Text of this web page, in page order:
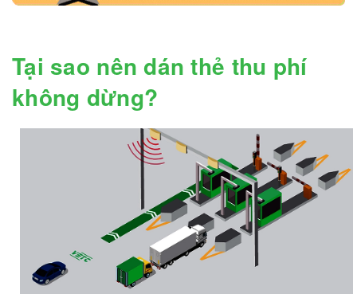
Tại sao nên dán thẻ thu phí
không dừng?